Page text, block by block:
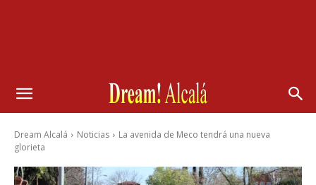
Dream Alcalá Noticias
La avenida de Meco tendrá una nueva
glorieta